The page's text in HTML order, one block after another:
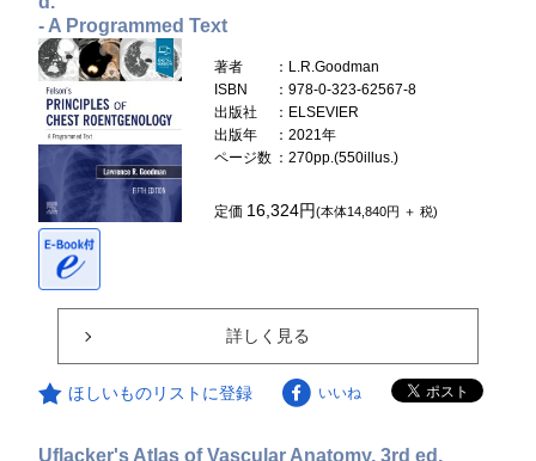
- A Programmed Text
著者
：L.R.Goodman
ISBN
：978-0-323-62567-8
出版社
：ELSEVIER
出版年
：2021年
ページ数 ：270pp.(550illus.)
定価 16,324円(本体14,840円 ＋ 税)
詳しく見る
ほしいものリストに登録 いいね
Uflacker's Atlas of Vascular Anatomy, 3rd ed.